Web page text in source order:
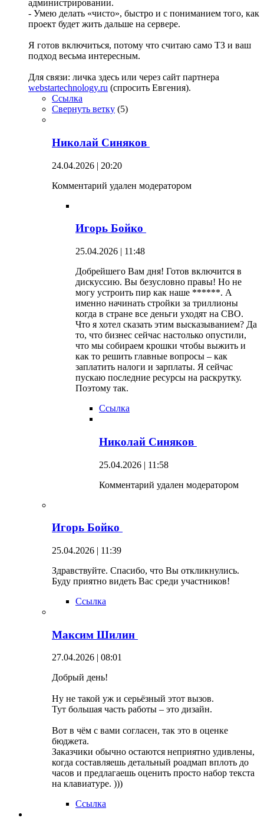
администрировании.
- Умею делать «чисто», быстро и с пониманием того, как
проект будет жить дальше на сервере.
Я готов включиться, потому что считаю само ТЗ и ваш
подход весьма интересным.
Для связи: личка здесь или через сайт партнера
webstartechnology.ru (спросить Евгения).
Ссылка
Свернуть ветку (5)
Николай Синяков
24.04.2026 | 20:20
Комментарий удален модератором
Игорь Бойко
25.04.2026 | 11:48
Добрейшего Вам дня! Готов включится в
дискуссию. Вы безусловно правы! Но не
могу устроить пир как наше ******. А
именно начинать стройки за триллионы
когда в стране все деньги уходят на СВО.
Что я хотел сказать этим высказыванием? Да
то, что бизнес сейчас настолько опустили,
что мы собираем крошки чтобы выжить и
как то решить главные вопросы – как
заплатить налоги и зарплаты. Я сейчас
пускаю последние ресурсы на раскрутку.
Поэтому так.
Ссылка
Николай Синяков
25.04.2026 | 11:58
Комментарий удален модератором
Игорь Бойко
25.04.2026 | 11:39
Здравствуйте. Спасибо, что Вы откликнулись.
Буду приятно видеть Вас среди участников!
Ссылка
Максим Шилин
27.04.2026 | 08:01
Добрый день!
Ну не такой уж и серьёзный этот вызов.
Тут большая часть работы – это дизайн.
Вот в чём с вами согласен, так это в оценке
бюджета.
Заказчики обычно остаются неприятно удивлены,
когда составляешь детальный роадмап вплоть до
часов и предлагаешь оценить просто набор текста
на клавиатуре. )))
Ссылка